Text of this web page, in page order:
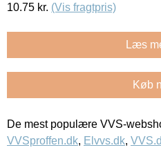
10.75 kr. (Vis fragtpris)
Læs
Køb
De mest populære VVS-
VVSproffen.dk, Elvvs.dk,